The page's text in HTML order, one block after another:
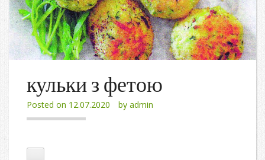
кульки з фетою
Posted on 12.07.2020 by admin